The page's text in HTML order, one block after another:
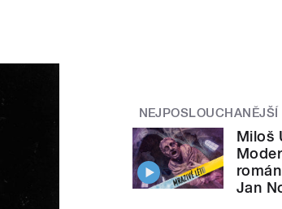
NEJPOSLOUCHANĚJŠÍ
Miloš
Jan